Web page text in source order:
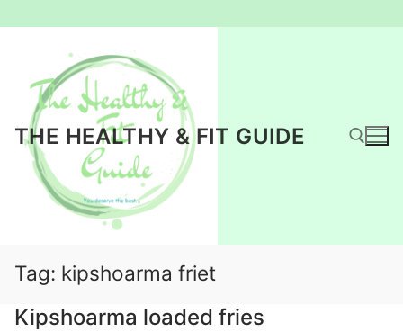
inhoud
THE HEALTHY & FIT GUIDE
Tag: kipshoarma friet
Kipshoarma loaded fries